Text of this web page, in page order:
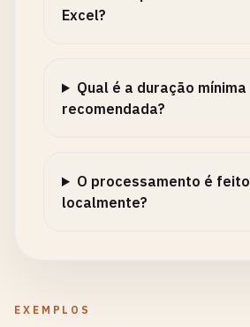
Excel?
Qual é a duração mínima
recomendada?
O processamento é feito
localmente?
EXEMPLOS